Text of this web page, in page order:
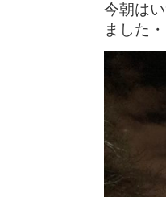
今朝は
ました